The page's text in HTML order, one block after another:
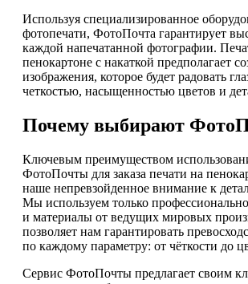
Используя специализированное
фотопечати, ФотоПочта гарантирует
каждой напечатанной фотографии.
пенокартоне с накаткой предполагает
изображения, которое будет радовать
четкостью, насыщенностью цветов и
Почему выбирают
Ключевым преимуществом
ФотоПочты для заказа печати на
наше непревзойденное внимание к
Мы используем только
и материалы от ведущих мировых
позволяет нам гарантировать
по каждому параметру: от чёткости до
Сервис ФотоПочты предлагает своим